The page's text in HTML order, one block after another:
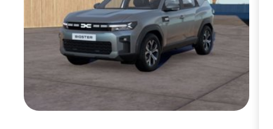
shark antenna
sistema di controllo della pressione pneumatici indiretto
sistema di frenata d'emergenza attiva
sistema multimediale openR link 10.4" con Google integrato
volante in pelle